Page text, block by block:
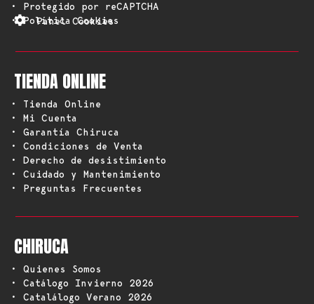
• Protegido por reCAPTCHA
• Política Cookies
Panel Cookies
TIENDA ONLINE
• Tienda Online
• Mi Cuenta
• Garantía Chiruca
• Condiciones de Venta
• Derecho de desistimiento
• Cuidado y Mantenimiento
• Preguntas Frecuentes
CHIRUCA
• Quienes Somos
• Catálogo Invierno 2026
• Catalálogo Verano 2026